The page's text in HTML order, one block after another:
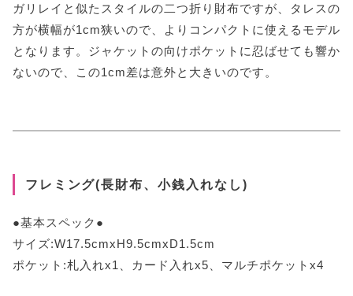
ガリレイと似たスタイルの二つ折り財布ですが、タレスの
方が横幅が1cm狭いので、よりコンパクトに使えるモデル
となります。ジャケットの向けポケットに忍ばせても響か
ないので、この1cm差は意外と大きいのです。
フレミング(長財布、小銭入れなし)
●基本スペック●
サイズ:W17.5cmxH9.5cmxD1.5cm
ポケット:札入れx1、カード入れx5、マルチポケットx4